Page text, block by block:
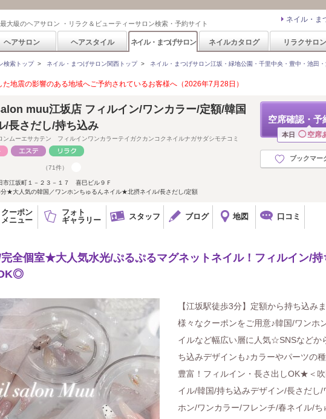
大級のヘアサロン ・リラク＆ビューティーサロン検索・予約サイト ネイル・ま
ヘアサロン ヘアスタイル ネイル・まつげサロン ネイルカタログ リラクサロン
検索トップ> ネイル・まつげサロン関西トップ> ネイル・まつげサロン江坂・緑地公園・千里中央・豊中・池田
た地震の影響のある地域へご予約されているお客様へ（2026年7月28日）
空席確認・予
本日 ◯ 空席
ブックマー
muu江坂店 フィルイン/ワンカラー/定額/韓国
/長さだし/持ち込み
ンムーエサカテン フィルインワンカラーテイガクカンコクネイルナガサダシモチコミ
（71件）
市江坂町１－２３－１７ 喜巳ビル９Ｆ
★大人気の韓国／ワンホンちゅるんネイル★北摂ネイル/長さだし/定額
クーポン
メニュー
フォト
ギャラリー
スタッフ ブログ 地図 口コミ
全個室★大人気水光/ぷるぷるマグネットネイル！フィルイン/持
【江坂駅徒歩3分】定額から持ち込み
様々なクーポンをご用意♪韓国/ワンホ
イルなど幅広い層に人気☆SNSなどか
ち込みデザインも♪カラーやパーツの
豊富！フィルイン・長さ出しOK★＜
イル/韓国/持ち込みデザイン/長さだし/
ホン/ワンカラー/フレンチ/春ネイル/ち